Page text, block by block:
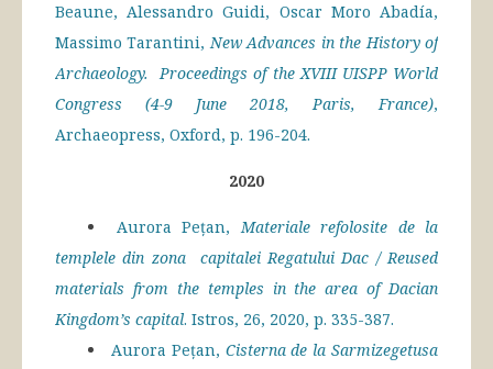
Beaune, Alessandro Guidi, Oscar Moro Abadía,
Massimo Tarantini,New Advances in the History of
Archaeology. Proceedings of the XVIII UISPP World
Congress (4-9 June 2018, Paris, France),
Archaeopress, Oxford, p. 196-204.
2020
Aurora Pețan,Materiale refolosite de la
templele din zona capitalei Regatului Dac / Reused
materials from the temples in the area of Dacian
Kingdom’s capital. Istros, 26, 2020, p. 335-387.
Aurora Pețan, Cisterna de la Sarmizegetusa